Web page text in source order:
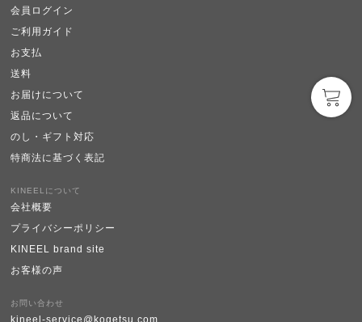
会員ログイン
ご利用ガイド
お支払
送料
お届けについて
返品について
のし・ギフト対応
特商法に基づく表記
KINEELについて
会社概要
プライバシーポリシー
KINEEL brand site
お客様の声
お問い合わせ